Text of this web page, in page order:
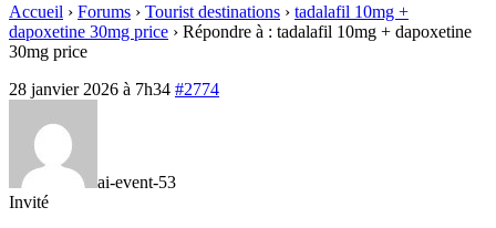
Accueil › Forums › Tourist destinations › tadalafil 10mg +
dapoxetine 30mg price › Répondre à : tadalafil 10mg + dapoxetine
30mg price
28 janvier 2026 à 7h34 #2774
ai-event-53
Invité